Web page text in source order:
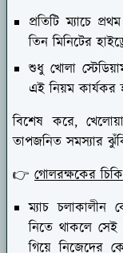
প্রতিটি ম্যাচে
তিন মিনিটের
শুধু খোলা
এই নিয়ম কার্যকর
বিশেষ করে,
তাপজনিত সমস্যার
👉 গোলরক্ষকের
ম্যাচ চলাকালীন
নিতে থাকলে সেই
গিয়ে নিজেদের